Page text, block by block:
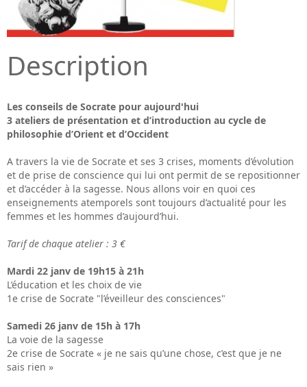
Description
Les conseils de Socrate pour aujourd'hui
3 ateliers de présentation et d’introduction au cycle de
philosophie d’Orient et d’Occident
A travers la vie de Socrate et ses 3 crises, moments d’évolution
et de prise de conscience qui lui ont permit de se repositionner
et d’accéder à la sagesse. Nous allons voir en quoi ces
enseignements atemporels sont toujours d’actualité pour les
femmes et les hommes d’aujourd’hui.
Tarif de chaque atelier : 3 €
Mardi 22 janv de 19h15 à 21h
L’éducation et les choix de vie
1e crise de Socrate "l’éveilleur des consciences"
Samedi 26 janv de 15h à 17h
La voie de la sagesse
2e crise de Socrate « je ne sais qu’une chose, c’est que je ne
sais rien »